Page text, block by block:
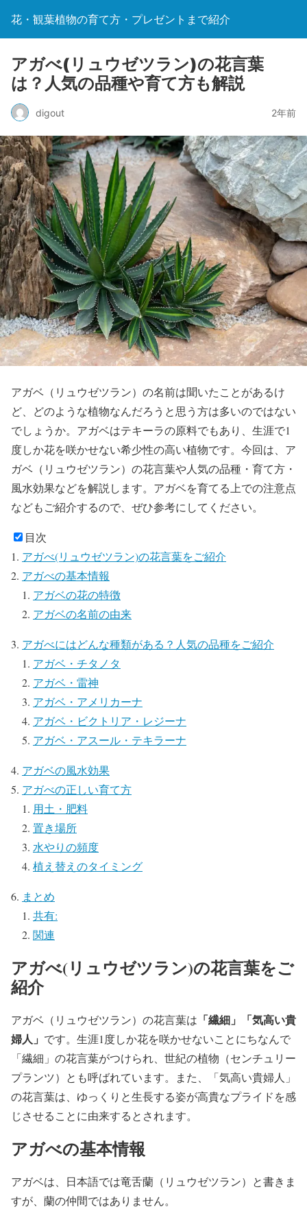
花・観葉植物の育て方・プレゼントまで紹介
アガべ(リュウゼツラン)の花言葉
は？人気の品種や育て方も解説
digout 2年前
アガベ（リュウゼツラン）の名前は聞いたことがあるけ
ど、どのような植物なんだろうと思う方は多いのではない
でしょうか。アガベはテキーラの原料でもあり、生涯で1
度しか花を咲かせない希少性の高い植物です。今回は、ア
ガベ（リュウゼツラン）の花言葉や人気の品種・育て方・
風水効果などを解説します。アガベを育てる上での注意点
などもご紹介するので、ぜひ参考にしてください。
目次
アガべ(リュウゼツラン)の花言葉をご紹介
アガべの基本情報
アガベの花の特徴
アガベの名前の由来
アガべにはどんな種類がある？人気の品種をご紹介
アガベ・チタノタ
アガベ・雷神
アガベ・アメリカーナ
アガベ・ビクトリア・レジーナ
アガベ・アスール・テキラーナ
アガベの風水効果
アガべの正しい育て方
用土・肥料
置き場所
水やりの頻度
植え替えのタイミング
まとめ
共有:
関連
アガべ(リュウゼツラン)の花言葉をご
紹介
アガベ（リュウゼツラン）の花言葉は 「繊細」「気高い貴
婦人」 です。生涯1度しか花を咲かせないことにちなんで
「繊細」の花言葉がつけられ、世紀の植物（センチュリー
プランツ）とも呼ばれています。また、「気高い貴婦人」
の花言葉は、ゆっくりと生長する姿が高貴なプライドを感
じさせることに由来するとされます。
アガべの基本情報
アガベは、日本語では竜舌蘭（リュウゼツラン）と書きま
すが、蘭の仲間ではありません。